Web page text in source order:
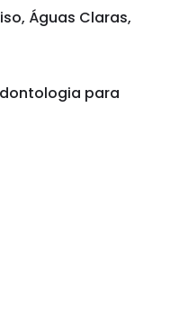
Águas Claras,
para